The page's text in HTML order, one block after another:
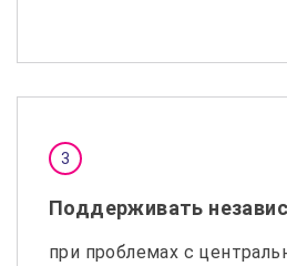
Поддерживать
при проблемах с